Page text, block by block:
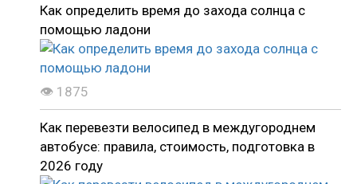
Как определить время до захода солнца с
помощью ладони
👁 1875
Как перевезти велосипед в междугороднем
автобусе: правила, стоимость, подготовка в
2026 году